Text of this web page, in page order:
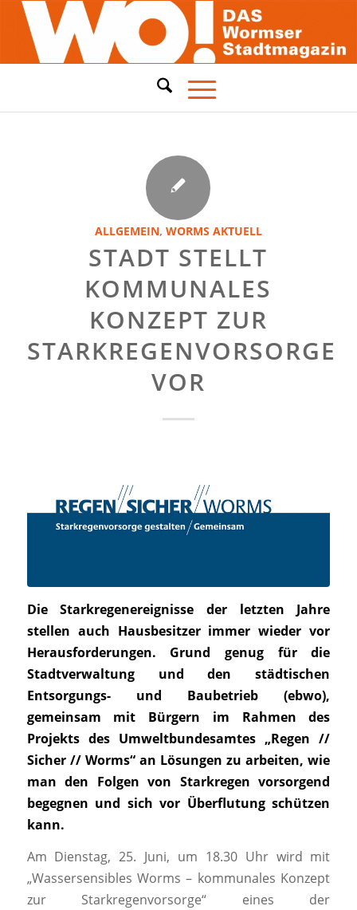
ALLGEMEIN, WORMS AKTUELL
STADT STELLT
KOMMUNALES
KONZEPT ZUR
STARKREGENVORSORGE
VOR
Die Starkregenereignisse der letzten Jahre
stellen auch Hausbesitzer immer wieder vor
Herausforderungen. Grund genug für die
Stadtverwaltung und den städtischen
Entsorgungs- und Baubetrieb (ebwo),
gemeinsam mit Bürgern im Rahmen des
Projekts des Umweltbundesamtes „Regen //
Sicher // Worms“ an Lösungen zu arbeiten, wie
man den Folgen von Starkregen vorsorgend
begegnen und sich vor Überflutung schützen
kann.
Am Dienstag, 25. Juni, um 18.30 Uhr wird mit
„Wassersensibles Worms – kommunales Konzept
zur Starkregenvorsorge“ eines der